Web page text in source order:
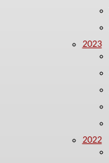
2023
2022